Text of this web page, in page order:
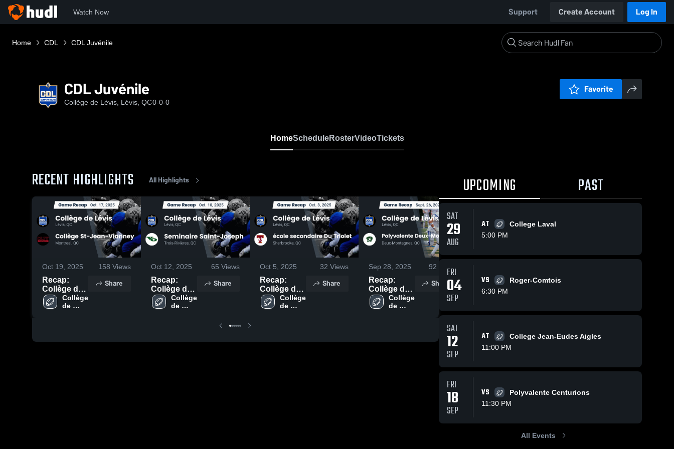
Watch Now Support Create Account Log In
Home CDL CDL Juvénile
CDL Juvénile
Collège de Lévis, Lévis, QC0-0-0
Favorite
HomeScheduleRosterVideoTickets
RECENT HIGHLIGHTS All Highlights
Oct 19, 2025 158 Views
Recap:
Collège de
Lévis vs.
Collège St-
Collège
de
Share
Oct 12, 2025 65 Views
Recap:
Collège de
Lévis vs.
Seminaire
Collège
de
Share
Oct 5, 2025 32 Views
Recap:
Collège de
Lévis vs.
école
Collège
de
Share
Sep 28, 2025 92
Recap:
Collège de
Lévis vs.
Polyvalente
Collège
de
Share
Recap:
Collège de
Laval 2025
Lévis
Share
les
2025
Lévis
UPCOMING PAST
SAT
29
AUG
AT
College Laval
5:00 PM
FRI
04
SEP
VS
Roger-Comtois
6:30 PM
SAT
12
SEP
AT
College Jean-Eudes Aigles
11:00 PM
FRI
18
SEP
VS
Polyvalente Centurions
11:30 PM
All Events